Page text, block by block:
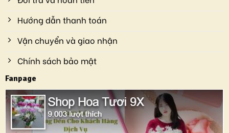
Hướng dẫn thanh toán
Vận chuyển và giao nhận
Chính sách bảo mật
Fanpage